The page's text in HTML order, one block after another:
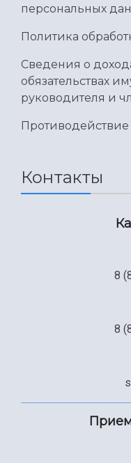
персональных
Политика
Сведения о
обязательствах
руководителя и
Контакты
8
8